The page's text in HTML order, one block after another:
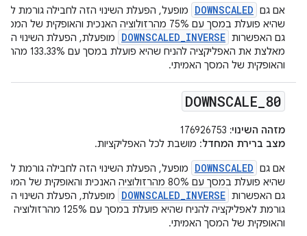
אם גם DOWNSCALED
מופעל, הפעלת השינוי הזה לחבילה גורמת
שהיא פועלת במסך עם 75% מהרזולוציה האנכית והאופקית
גם האפשרות DOWNSCALED_INVERSE
מופעלת, הפעלת השינוי
מאלצת את האפליקציה
והאופקית של המסך האמיתי.
DOWNSCALE 80
מזהה השינוי:
מצב ברירת המחדל: מושבת לכל האפליקציות.
אם גם DOWNSCALED
מופעל, הפעלת השינוי הזה לחבילה גורמת
שהיא פועלת במסך עם 80% מהרזולוציה האנכית והאופקית
גם האפשרות DOWNSCALED_INVERSE
מופעלת, הפעלת השינוי
גורמת לאפליקציה להניח שהיא פועלת במסך עם 125%
והאופקית של המסך האמיתי.